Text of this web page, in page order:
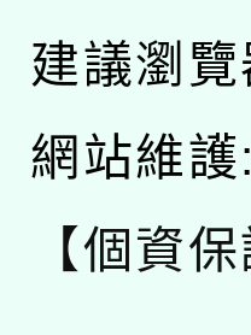
建議瀏
網站維護
【個資